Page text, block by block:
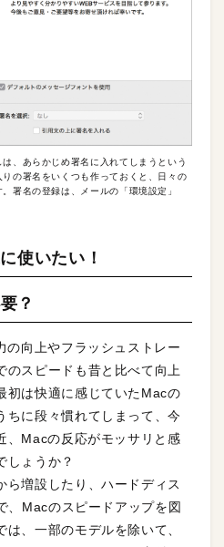
、あらかじめ署名に入れてしまうという
の署名をいくつも作っておくと、日々の
署名の登録は、メールの「環境設定」
使いたい！
？
の向上やフラッシュストレー
のスピードも昔と比べて向上
初は快適に感じていたMacの
ちに段々慣れてしまって、今
Macの反応がモッサリと感
しょうか？
ら増設したり、ハードディス
、Macのスピードアップを図
、一部のモデルを除いて、